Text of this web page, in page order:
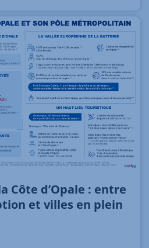
Côte d’Opale : entre
et villes en plein